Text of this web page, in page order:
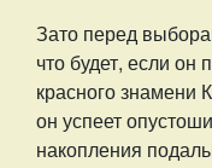
Зато перед
что будет, если он
красного
он успеет
накопления